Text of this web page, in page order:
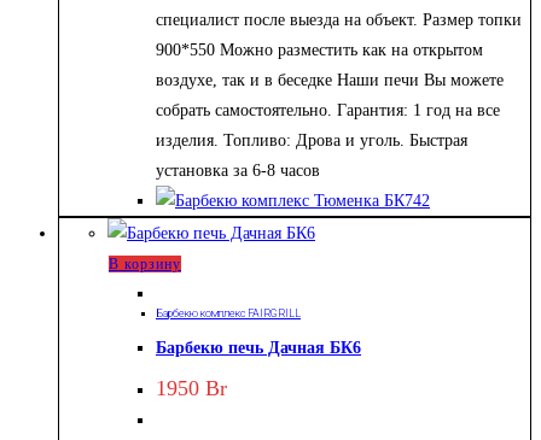
специалист после выезда на объект. Размер топки
900*550 Можно разместить как на открытом
воздухе, так и в беседке Наши печи Вы можете
собрать самостоятельно. Гарантия: 1 год на все
изделия. Топливо: Дрова и уголь. Быстрая
установка за 6-8 часов
В корзину
Барбекю комплекс FAIRGRILL
Барбекю печь Дачная БК6
1950 Br